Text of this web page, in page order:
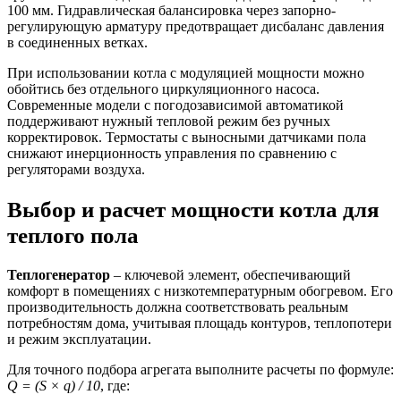
100 мм. Гидравлическая балансировка через запорно-
регулирующую арматуру предотвращает дисбаланс давления
в соединенных ветках.
При использовании котла с модуляцией мощности можно
обойтись без отдельного циркуляционного насоса.
Современные модели с погодозависимой автоматикой
поддерживают нужный тепловой режим без ручных
корректировок. Термостаты с выносными датчиками пола
снижают инерционность управления по сравнению с
регуляторами воздуха.
Выбор и расчет мощности котла для
теплого пола
Теплогенератор – ключевой элемент, обеспечивающий
комфорт в помещениях с низкотемпературным обогревом. Его
производительность должна соответствовать реальным
потребностям дома, учитывая площадь контуров, теплопотери
и режим эксплуатации.
Для точного подбора агрегата выполните расчеты по формуле:
Q = (S × q) / 10, где: